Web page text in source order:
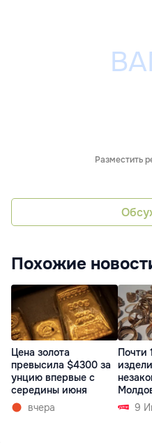
Разместить
Похожие
Цена золота
превысила $4300 за
унцию впервые с
середины июня
вчера
Почти
9